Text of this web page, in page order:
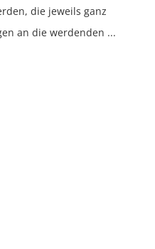
die jeweils ganz
an die werdenden ...